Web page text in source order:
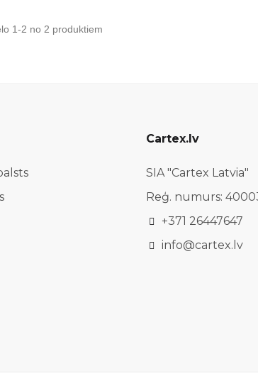
1-2 no 2 produktiem
Cartex.lv
SIA "Cartex Latvia"
Reģ. numurs:
+371 26447647
info@cartex.lv